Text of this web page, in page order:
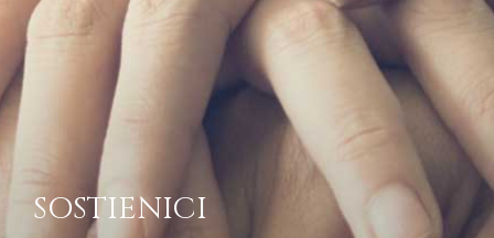
SOSTIENICI